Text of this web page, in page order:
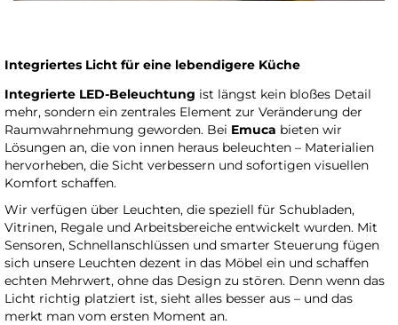
Integriertes Licht für eine lebendigere Küche
Integrierte LED-Beleuchtung ist längst kein bloßes Detail
mehr, sondern ein zentrales Element zur Veränderung der
Raumwahrnehmung geworden. Bei Emuca bieten wir
Lösungen an, die von innen heraus beleuchten – Materialien
hervorheben, die Sicht verbessern und sofortigen visuellen
Komfort schaffen.
Wir verfügen über Leuchten, die speziell für Schubladen,
Vitrinen, Regale und Arbeitsbereiche entwickelt wurden. Mit
Sensoren, Schnellanschlüssen und smarter Steuerung fügen
sich unsere Leuchten dezent in das Möbel ein und schaffen
echten Mehrwert, ohne das Design zu stören. Denn wenn das
Licht richtig platziert ist, sieht alles besser aus – und das
merkt man vom ersten Moment an.